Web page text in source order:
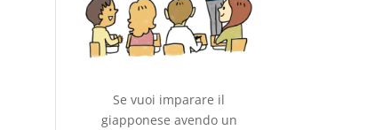
Se vuoi imparare il
giapponese avendo un